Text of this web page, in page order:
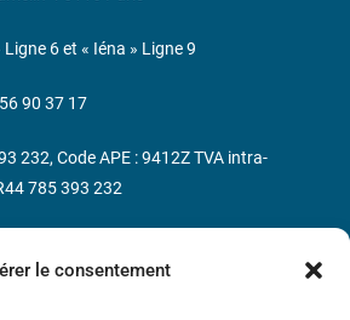
le consentement
découvertes d’André-
6 et « Iéna » Ligne 9
90 37 17
232, Code APE : 9412Z TVA intra-
785 393 232